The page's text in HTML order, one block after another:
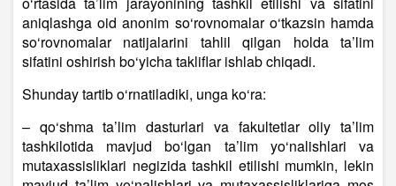
aniqlashga oid anonim so‘rovnomalar o‘tkazsin hamda
so‘rovnomalar natijalarini tahlil qilgan holda ta’lim
sifatini oshirish bo‘yicha takliflar ishlab chiqadi.
Shunday tartib o‘rnatiladiki, unga ko‘ra:
– qo‘shma ta’lim dasturlari va fakultetlar oliy ta’lim
tashkilotida mavjud bo‘lgan ta’lim yo‘nalishlari va
mutaxassisliklari negizida tashkil etilishi mumkin, lekin